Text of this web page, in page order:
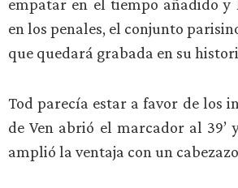
empatar en el tiempo añadido y
en los penales, el conjunto
que quedará grabada en su
Tod parecía estar a favor de los
de Ven abrió el marcador al 39’
amplió la ventaja con un cabezazo